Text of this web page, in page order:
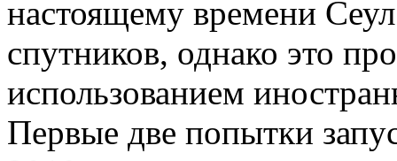
настоящему времени Сеул
спутников, однако это
использованием
Первые две попытки